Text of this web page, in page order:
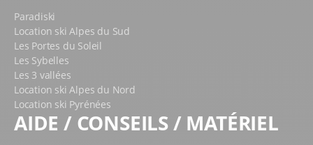
OUVERTURE EN CONTINU ET ACCÈS PRATIQUE AU
MAGASIN
Pour vous servir au mieux, l’équipe d’Ekosport-Rent
Camp d’Base vous accueille en
19h. Vous pouvez ainsi venir chercher votre matériel
avant l’ouverture des remontées mécaniques, profiter
de votre pause de midi pour venir faire un peu de
shopping, prendre votre temps pour venir rendre le
Paradiski
Location ski Alpes du Sud
Les Portes du Soleil
Les Sybelles
Les 3 vallées
Location ski Alpes du Nord
Location ski Pyrénées
AIDE / CONSEILS / MATÉRIEL